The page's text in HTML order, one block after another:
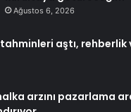
Ağustos 6, 2026
aştı, rehberlik
arzını pazarlama